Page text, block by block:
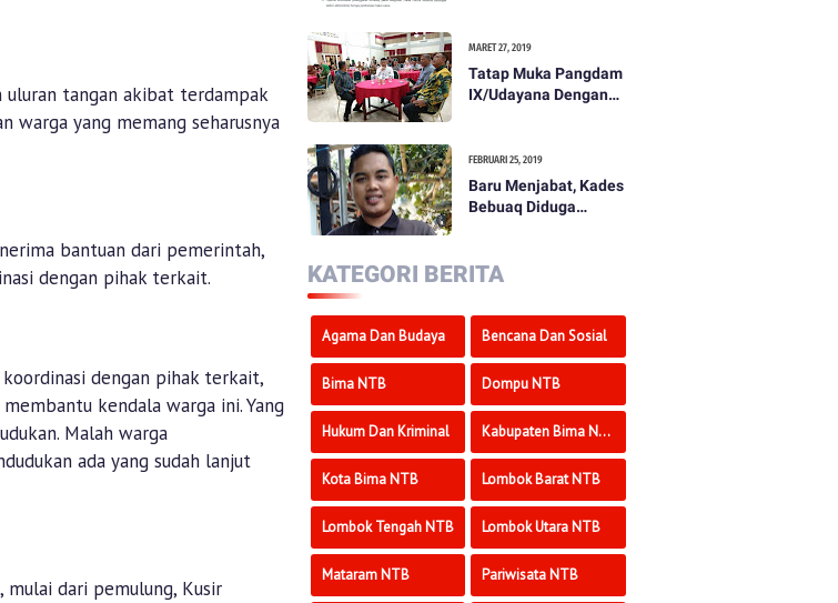
uluran tangan akibat terdampak
warga yang memang seharusnya
bantuan dari pemerintah,
dengan pihak terkait.
dengan pihak terkait,
kendala warga ini. Yang
Malah warga
ada yang sudah lanjut
dari pemulung, Kusir
Daerah Kabupaten
Lombok Barat Dalam
Pemilihan Umum
Tahun 2019
MARET 27, 2019
Tatap Muka Pangdam
IX/Udayana Dengan
FEBRUARI 25, 2019
Baru Menjabat, Kades
Bebuaq Diduga
KATEGORI BERITA
Agama Dan Budaya Bencana Dan Sosial
Bima NTB Dompu NTB
Hukum Dan Kriminal Kabupaten Bima NTB
Kota Bima NTB Lombok Barat NTB
Lombok Tengah NTB Lombok Utara NTB
Mataram NTB Pariwisata NTB